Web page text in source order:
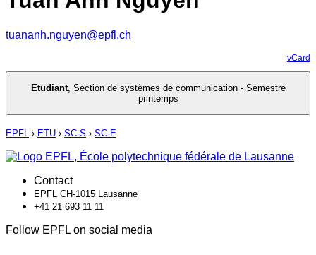
tuananh.nguyen@epfl.ch
vCard
Etudiant, Section de systèmes de communication - Semestre
printemps
EPFL › ETU › SC-S › SC-E
Contact
EPFL CH-1015 Lausanne
+41 21 693 11 11
Follow EPFL on social media